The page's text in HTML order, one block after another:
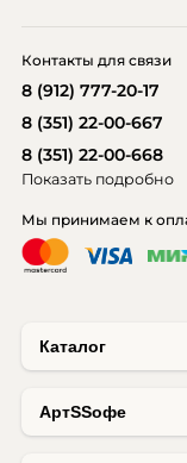
Каталог
AртSSофе
Мы принимаем к
Контакты для связи
8 (912) 777-20-17
8 (351) 22-00-667
8 (351) 22-00-668
Показать подробно